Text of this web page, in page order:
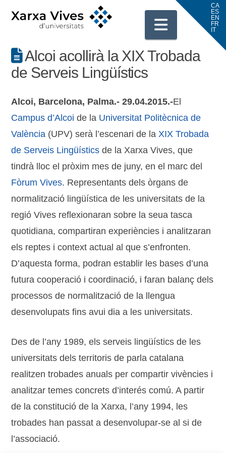
Alcoi acollirà la XIX Trobada
de Serveis Lingüístics
Alcoi, Barcelona, Palma.- 29.04.2015.-El
Campus d’Alcoi de la Universitat Politècnica de
València (UPV) serà l’escenari de laXIX Trobada
de Serveis Lingüístics de la Xarxa Vives, que
tindrà lloc el pròxim mes de juny, en el marc del
Fòrum Vives. Representants dels òrgans de
normalització lingüística de les universitats de la
regió Vives reflexionaran sobre la seua tasca
quotidiana, compartiran experiències i analitzaran
els reptes i context actual al que s’enfronten.
D’aquesta forma, podran establir les bases d’una
futura cooperació i coordinació, i faran balanç dels
processos de normalització de la llengua
desenvolupats fins avui dia a les universitats.
Des de l’any 1989, els serveis lingüístics de les
universitats dels territoris de parla catalana
realitzen trobades anuals per compartir vivències i
analitzar temes concrets d’interés comú. A partir
de la constitució de la Xarxa, l’any 1994, les
trobades han passat a desenvolupar-se al si de
l’associació.